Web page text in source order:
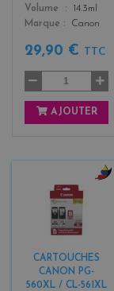
Color
Volume
14.3ml
Marque
Canon
29,90 € TTC
AJOUTER
CARTOUCHES
CANON PG-
560XL / CL-561XL
k
3